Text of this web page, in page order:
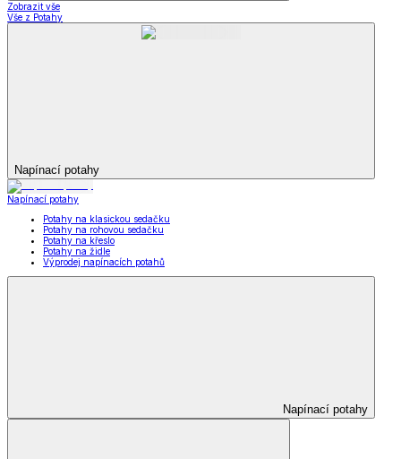
Zobrazit vše
Vše z Potahy
Napínací potahy
Napínací potahy
Potahy na klasickou sedačku
Potahy na rohovou sedačku
Potahy na křeslo
Potahy na židle
Výprodej napínacích potahů
Napínací potahy